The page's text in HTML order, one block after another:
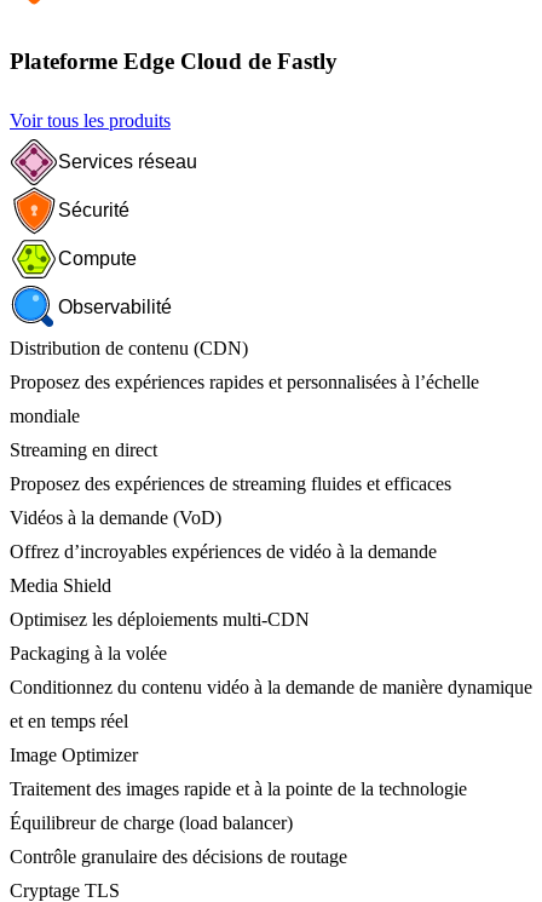
Plateforme Edge Cloud de Fastly
Voir tous les produits
Services réseau
Sécurité
Compute
Observabilité
Distribution de contenu (CDN)
Proposez des expériences rapides et personnalisées à l’échelle
mondiale
Streaming en direct
Proposez des expériences de streaming fluides et efficaces
Vidéos à la demande (VoD)
Offrez d’incroyables expériences de vidéo à la demande
Media Shield
Optimisez les déploiements multi-CDN
Packaging à la volée
Conditionnez du contenu vidéo à la demande de manière dynamique
et en temps réel
Image Optimizer
Traitement des images rapide et à la pointe de la technologie
Équilibreur de charge (load balancer)
Contrôle granulaire des décisions de routage
Cryptage TLS